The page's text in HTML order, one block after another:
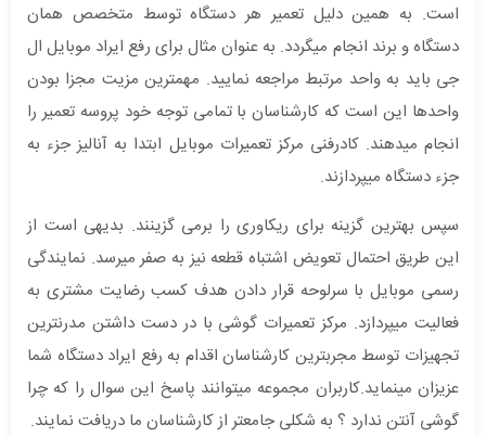
است. به همین دلیل تعمیر هر دستگاه توسط متخصص همان
دستگاه و برند انجام میگردد. به عنوان مثال برای رفع ایراد موبایل ال
جی باید به واحد مرتبط مراجعه نمایید. مهمترین مزیت مجزا بودن
واحدها این است که کارشناسان با تمامی توجه خود پروسه تعمیر را
انجام میدهند. کادرفنی مرکز تعمیرات موبایل ابتدا به آنالیز جزء به
جزء دستگاه میپردازند.
سپس بهترین گزینه برای ریکاوری را برمی گزینند. بدیهی است از
این طریق احتمال تعویض اشتباه قطعه نیز به صفر میرسد. نمایندگی
رسمی موبایل با سرلوحه قرار دادن هدف کسب رضایت مشتری به
فعالیت میپردازد. مرکز تعمیرات گوشی با در دست داشتن مدرنترین
تجهیزات توسط مجربترین کارشناسان اقدام به رفع ایراد دستگاه شما
عزیزان مینماید.کاربران مجموعه میتوانند پاسخ این سوال را که چرا
گوشی آنتن ندارد ؟ به شکلی جامعتر از کارشناسان ما دریافت نمایند.